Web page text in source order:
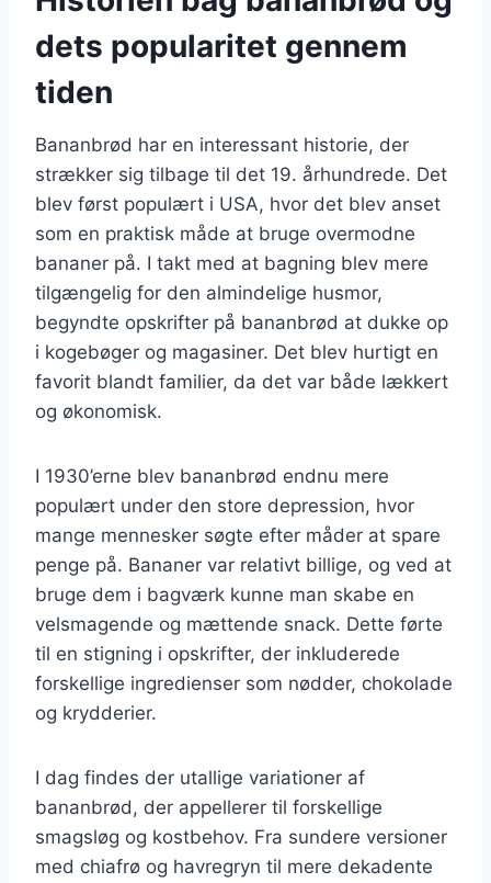
dets popularitet gennem
tiden
Bananbrød har en interessant historie, der
strækker sig tilbage til det 19. århundrede. Det
blev først populært i USA, hvor det blev anset
som en praktisk måde at bruge overmodne
bananer på. I takt med at bagning blev mere
tilgængelig for den almindelige husmor,
begyndte opskrifter på bananbrød at dukke op
i kogebøger og magasiner. Det blev hurtigt en
favorit blandt familier, da det var både lækkert
og økonomisk.
I 1930’erne blev bananbrød endnu mere
populært under den store depression, hvor
mange mennesker søgte efter måder at spare
penge på. Bananer var relativt billige, og ved at
bruge dem i bagværk kunne man skabe en
velsmagende og mættende snack. Dette førte
til en stigning i opskrifter, der inkluderede
forskellige ingredienser som nødder, chokolade
og krydderier.
I dag findes der utallige variationer af
bananbrød, der appellerer til forskellige
smagsløg og kostbehov. Fra sundere versioner
med chiafrø og havregryn til mere dekadente